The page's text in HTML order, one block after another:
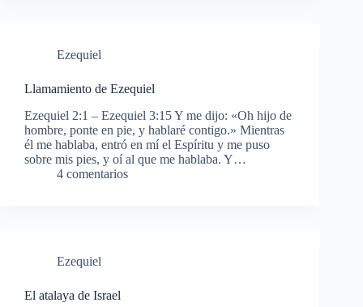
Ezequiel
Llamamiento de Ezequiel
Ezequiel 2:1 – Ezequiel 3:15 Y me dijo: «Oh hijo de
hombre, ponte en pie, y hablaré contigo.» Mientras
él me hablaba, entró en mí el Espíritu y me puso
sobre mis pies, y oí al que me hablaba. Y…
4 comentarios
Ezequiel
El atalaya de Israel